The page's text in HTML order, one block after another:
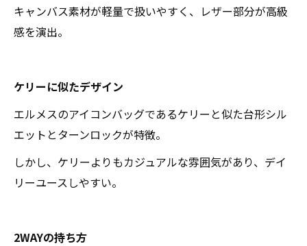
キャンバス素材が軽量で扱いやすく、レザー部分が高級
感を演出。
ケリーに似たデザイン
エルメスのアイコンバッグであるケリーと似た台形シル
エットとターンロックが特徴。
しかし、ケリーよりもカジュアルな雰囲気があり、デイ
リーユースしやすい。
2WAYの持ち方